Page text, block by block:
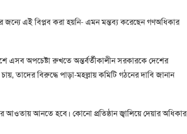
জন্যে এই বিপ্লব করা হয়নি- এমন মন্তব্য করেছেন গণঅধিকার
অপচেষ্টা রুখতে অন্তর্বর্তীকালীন সরকারকে দেশের
তাদের বিরুদ্ধে পাড়া-মহল্লায় কমিটি গঠনের দাবি জানান
আওতায় আনতে হবে। কোনো প্রতিষ্ঠান জ্বালিয়ে দেয়ার অধিকার